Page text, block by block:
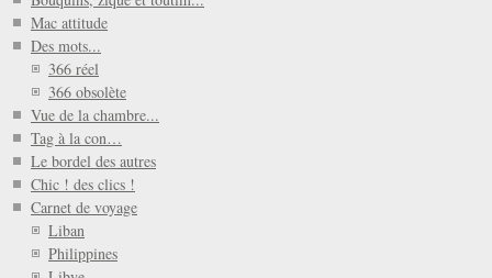
Mac attitude
Des mots...
366 réel
366 obsolète
Vue de la chambre...
Tag à la con…
Le bordel des autres
Chic ! des clics !
Carnet de voyage
Liban
Philippines